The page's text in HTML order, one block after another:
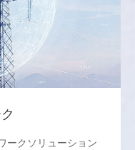
ークソリューション